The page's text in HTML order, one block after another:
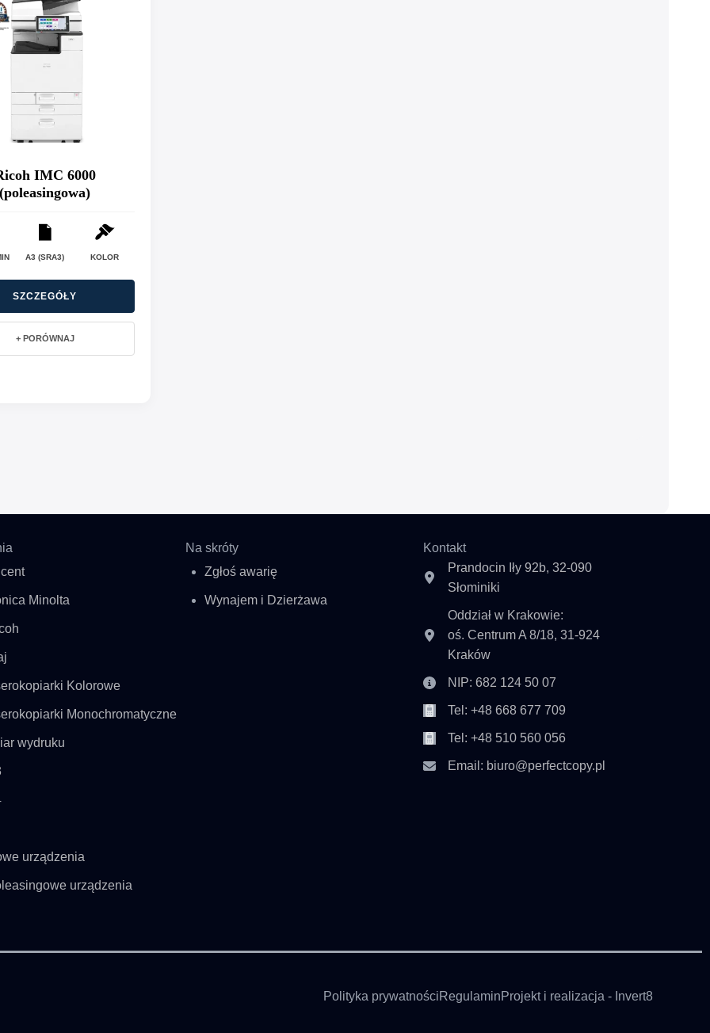
A3 (SRA3) KOLOR
IMC 6000
(poleasingowa)
SZCZEGÓŁY
+ PORÓWNAJ
Minolta
Kolorowe
Monochromatyczne
wydruku
urządzenia
urządzenia
Na skróty
Zgłoś awarię
Wynajem i Dzierżawa
Kontakt
Prandocin Iły 92b, 32-090
Słominiki
Oddział w Krakowie:
oś. Centrum A 8/18, 31-924
Kraków
NIP: 682 124 50 07
Tel: +48 668 677 709
Tel: +48 510 560 056
Email: biuro@perfectcopy.pl
Polityka prywatnościRegulaminProjekt i realizacja - Invert8